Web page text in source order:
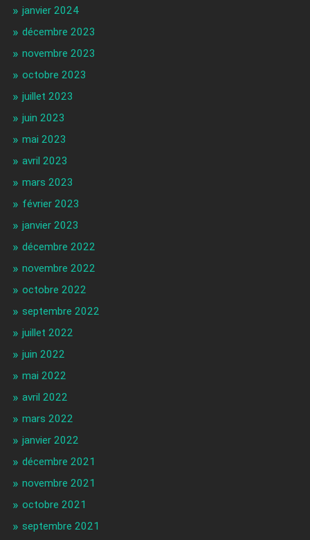
janvier 2024
décembre 2023
novembre 2023
octobre 2023
juillet 2023
juin 2023
mai 2023
avril 2023
mars 2023
février 2023
janvier 2023
décembre 2022
novembre 2022
octobre 2022
septembre 2022
juillet 2022
juin 2022
mai 2022
avril 2022
mars 2022
janvier 2022
décembre 2021
novembre 2021
octobre 2021
septembre 2021